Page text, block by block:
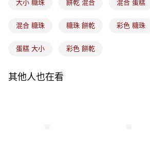
7-11取貨(5kg以內，尺寸不超過90cm)
每筆NT$100，滿NT$1,500(含以上)免運費
付款後門市自取
大小 糖珠 餅乾 混合 混合 蛋糕
混合 糖珠 糖珠 餅乾 彩色 糖珠
蛋糕 大小 彩色 餅乾
其他人也在看